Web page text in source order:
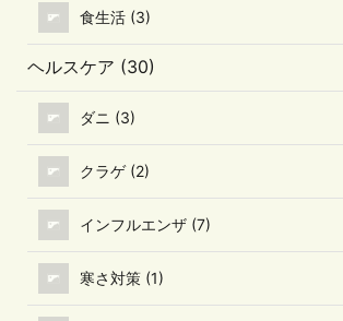
食生活 (3)
ヘルスケア (30)
ダニ (3)
クラゲ (2)
インフルエンザ (7)
寒さ対策 (1)